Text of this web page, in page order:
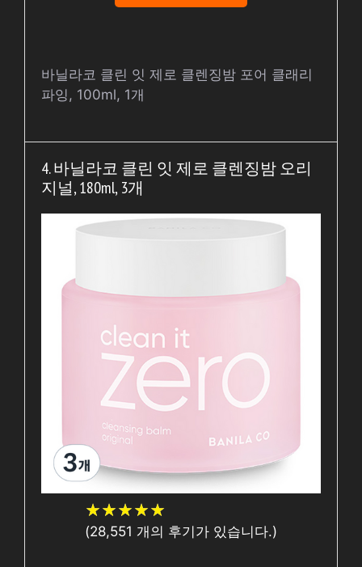
바닐라코 클린 잇 제로 클렌징밤 포어 클래리
파잉, 100ml, 1개
4. 바닐라코 클린 잇 제로 클렌징밤 오리
지널, 180ml, 3개
★★★★★
★★★★★
(28,551 개의 후기가 있습니다.)